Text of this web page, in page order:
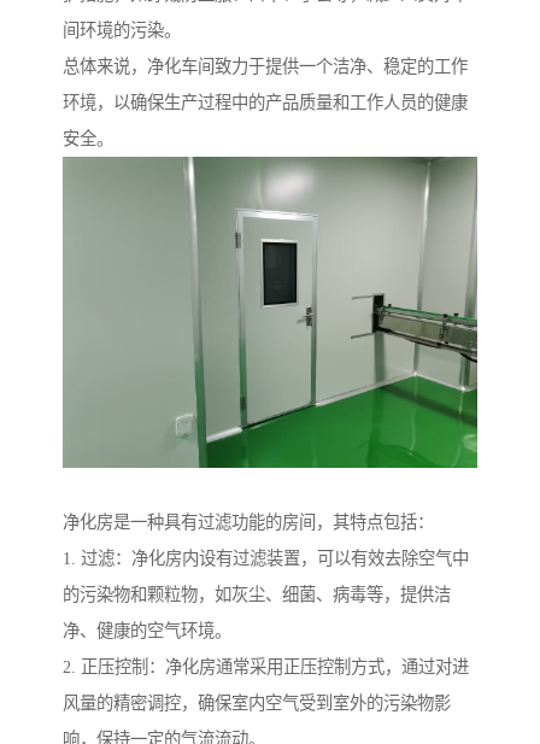
间环境的污染。
总体来说，净化车间致力于提供一个洁净、稳定的工作
环境，以确保生产过程中的产品质量和工作人员的健康
安全。
净化房是一种具有过滤功能的房间，其特点包括：
1. 过滤：净化房内设有过滤装置，可以有效去除空气中
的污染物和颗粒物，如灰尘、细菌、病毒等，提供洁
净、健康的空气环境。
2. 正压控制：净化房通常采用正压控制方式，通过对进
风量的精密调控，确保室内空气受到室外的污染物影
响，保持一定的气流流动。